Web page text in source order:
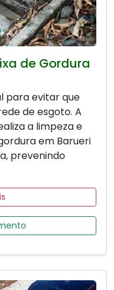
de Gordura
para evitar que
de esgoto. A
a limpeza e
em Barueri
prevenindo